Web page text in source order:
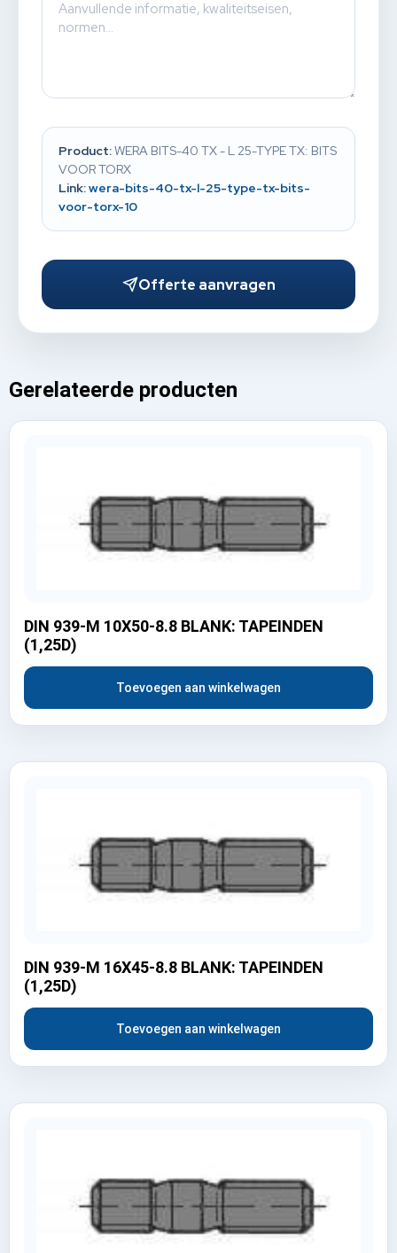
Product:WERA BITS-40 TX - L 25-TYPE TX: BITS
VOOR TORX
Link:wera-bits-40-tx-l-25-type-tx-bits-
voor-torx-10
Offerte aanvragen
Gerelateerde producten
DIN 939-M 10X50-8.8 BLANK: TAPEINDEN
(1,25D)
Toevoegen aan winkelwagen
DIN 939-M 16X45-8.8 BLANK: TAPEINDEN
(1,25D)
Toevoegen aan winkelwagen